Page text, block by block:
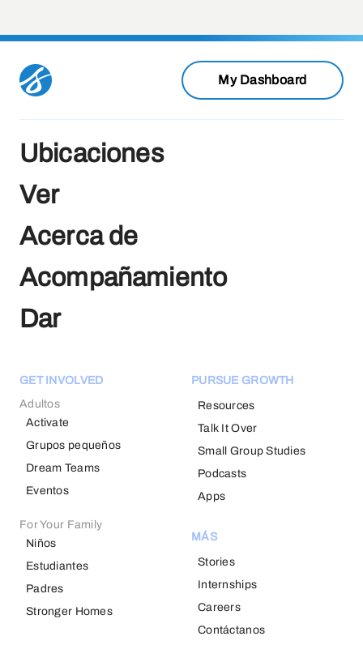
My Dashboard
Ubicaciones
Ver
Acerca de
Acompañamiento
Dar
GET INVOLVED
Adultos
Activate
Grupos pequeños
Dream Teams
Eventos
For Your Family
Niños
Estudiantes
Padres
Stronger Homes
PURSUE GROWTH
Resources
Talk It Over
Small Group Studies
Podcasts
Apps
MÁS
Stories
Internships
Careers
Contáctanos